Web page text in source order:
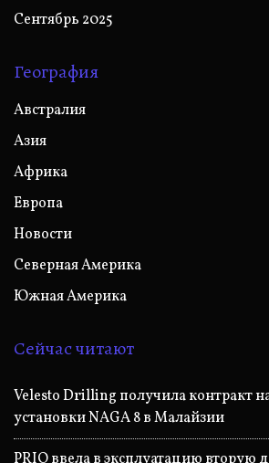
Сентябрь 2025
География
Австралия
Азия
Африка
Европа
Новости
Северная Америка
Южная Америка
Сейчас читают
Velesto Drilling получила контракт
установки NAGA 8 в Малайзии